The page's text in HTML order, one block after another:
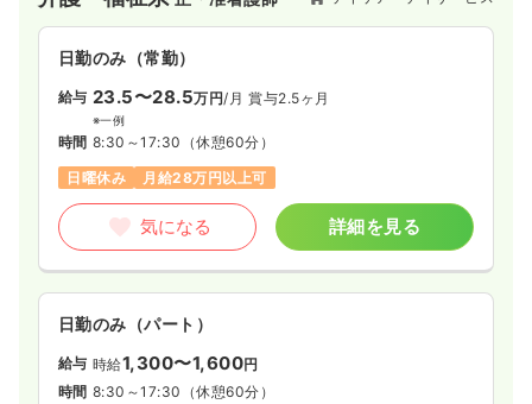
日勤のみ（常勤）
給与 23.5〜28.5万円/月 賞与2.5ヶ月
※一例
時間 8:30～17:30 （休憩60分）
日曜休み
月給28万円以上可
気になる 詳細を見る
日勤のみ（パート）
給与 時給1,300〜1,600円
時間 8:30～17:30 （休憩60分）